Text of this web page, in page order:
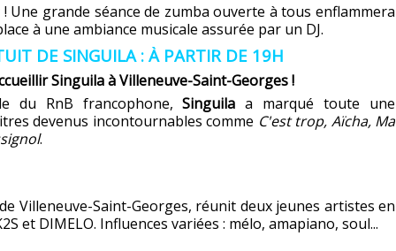
Une grande séance de zumba ouverte à tous enflammera
à une ambiance musicale assurée par un DJ.
DE SINGUILA : À PARTIR DE 19H
Singuila à Villeneuve-Saint-Georges !
du RnB francophone,Singuila a marqué toute une
devenus incontournables comme C'est trop, Aïcha, Ma
.
Villeneuve-Saint-Georges, réunit deux jeunes artistes en
et DIMELO. Influences variées : mélo, amapiano, soul...